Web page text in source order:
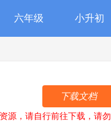
六年级 小升初
源，请自行前往下载，请勿
下载文档